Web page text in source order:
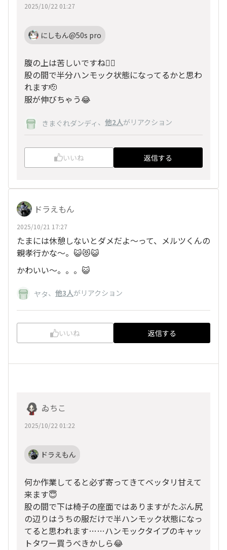
2025/10/22 01:27
にしもん@50s pro
腹の上は苦しいですね😵‍💫
股の間で半分ハンモック状態になってるかと思わ
れます🫡
服が伸びちゃう😂
きまぐれダンディ 、 他2人がリアクション
いいね 返信する
ドラえもん
2025/10/21 17:27
たまには休憩しないとダメだよ〜って、メルツくんの
親孝行かな〜。😺😻😺
かわいい～。。。😺
ヤタ、 他3人がリアクション
いいね 返信する
ゐちこ
2025/10/22 01:22
ドラえもん
何か作業してると必ず寄ってきてベッタリ甘えて
来ます😇
股の間で下は椅子の座面ではありますがたぶん尻
の辺りはうちの服だけで半ハンモック状態になっ
てると思われます……ハンモックタイプのキャッ
トタワー買うべきかしら😂